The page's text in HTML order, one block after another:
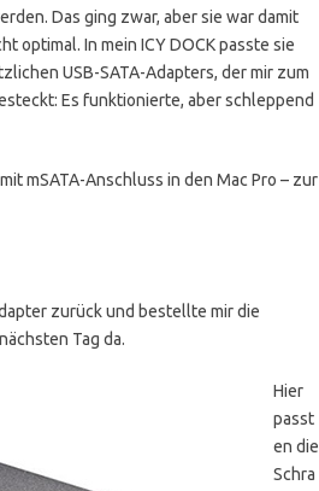
Das ging zwar, aber sie war damit
optimal. In mein ICY DOCK passte sie
USB-SATA-Adapters, der mir zum
Es funktionierte, aber schleppend
mSATA-Anschluss in den Mac Pro – zur
zurück und bestellte mir die
Tag da.
Hier
passt
en die
Schra